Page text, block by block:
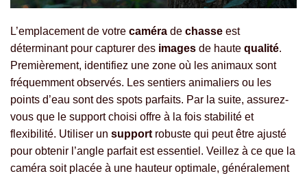
L’emplacement de votre caméra de chasse est
déterminant pour capturer des images de haute qualité.
Premièrement, identifiez une zone où les animaux sont
fréquemment observés. Les sentiers animaliers ou les
points d’eau sont des spots parfaits. Par la suite, assurez-
vous que le support choisi offre à la fois stabilité et
flexibilité. Utiliser un support robuste qui peut être ajusté
pour obtenir l’angle parfait est essentiel. Veillez à ce que la
caméra soit placée à une hauteur optimale, généralement